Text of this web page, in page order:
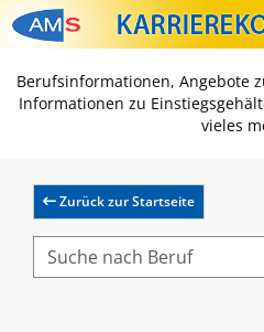
Berufsinformationen, Angebote
Informationen zu
vieles
Zurück zur Startseite